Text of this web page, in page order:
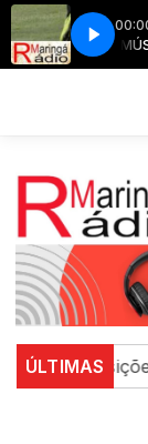
MÚSICA,
ÚLTIMAS